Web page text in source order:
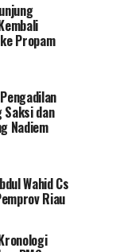
Propam
Saksi dan
Nadiem
Wahid Cs
Riau